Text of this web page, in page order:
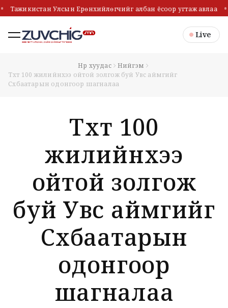
Тажикистан Улсын Ерөнхийлөгчийг албан ёсоор угтаж авлаа
Live
Нүүр хуудас
Нийгэм
Түүхт 100 жилийнхээ ойтой золгож буй Увс аймгийг
Сүхбаатарын одонгоор шагналаа
Түүхт 100
жилийнхээ
ойтой золгож
буй Увс аймгийг
Сүхбаатарын
одонгоор
шагналаа